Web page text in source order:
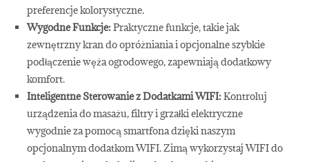
preferencje kolorystyczne.
Wygodne Funkcje:Praktyczne funkcje, takie jak
zewnętrzny kran do opróżniania i opcjonalne szybkie
podłączenie węża ogrodowego, zapewniają dodatkowy
komfort.
Inteligentne Sterowanie z Dodatkami WIFI:Kontroluj
urządzenia do masażu, filtry i grzałki elektryczne
wygodnie za pomocą smartfona dzięki naszym
opcjonalnym dodatkom WIFI. Zimą wykorzystaj WIFI do